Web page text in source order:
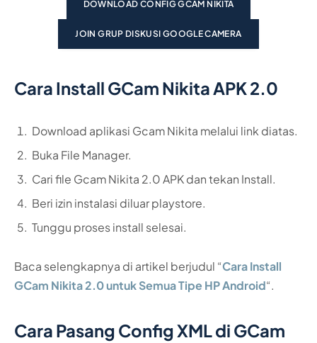
DOWNLOAD CONFIG GCAM NIKITA
JOIN GRUP DISKUSI GOOGLE CAMERA
Cara Install GCam Nikita APK 2.0
Download aplikasi Gcam Nikita melalui link diatas.
Buka File Manager.
Cari file Gcam Nikita 2.0 APK dan tekan Install.
Beri izin instalasi diluar playstore.
Tunggu proses install selesai.
Baca selengkapnya di artikel berjudul “Cara Install
GCam Nikita 2.0 untuk Semua Tipe HP Android“.
Cara Pasang Config XML di GCam